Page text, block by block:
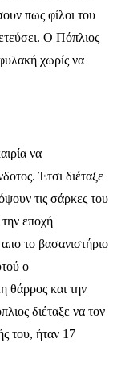
πως φίλοι του
Ο Πόπλιος
χωρίς να
να
Έτσι διέταξε
τις σάρκες του
την εποχή
το βασανιστήριο
ο
θάρρος και την
διέταξε να τον
του, ήταν 17